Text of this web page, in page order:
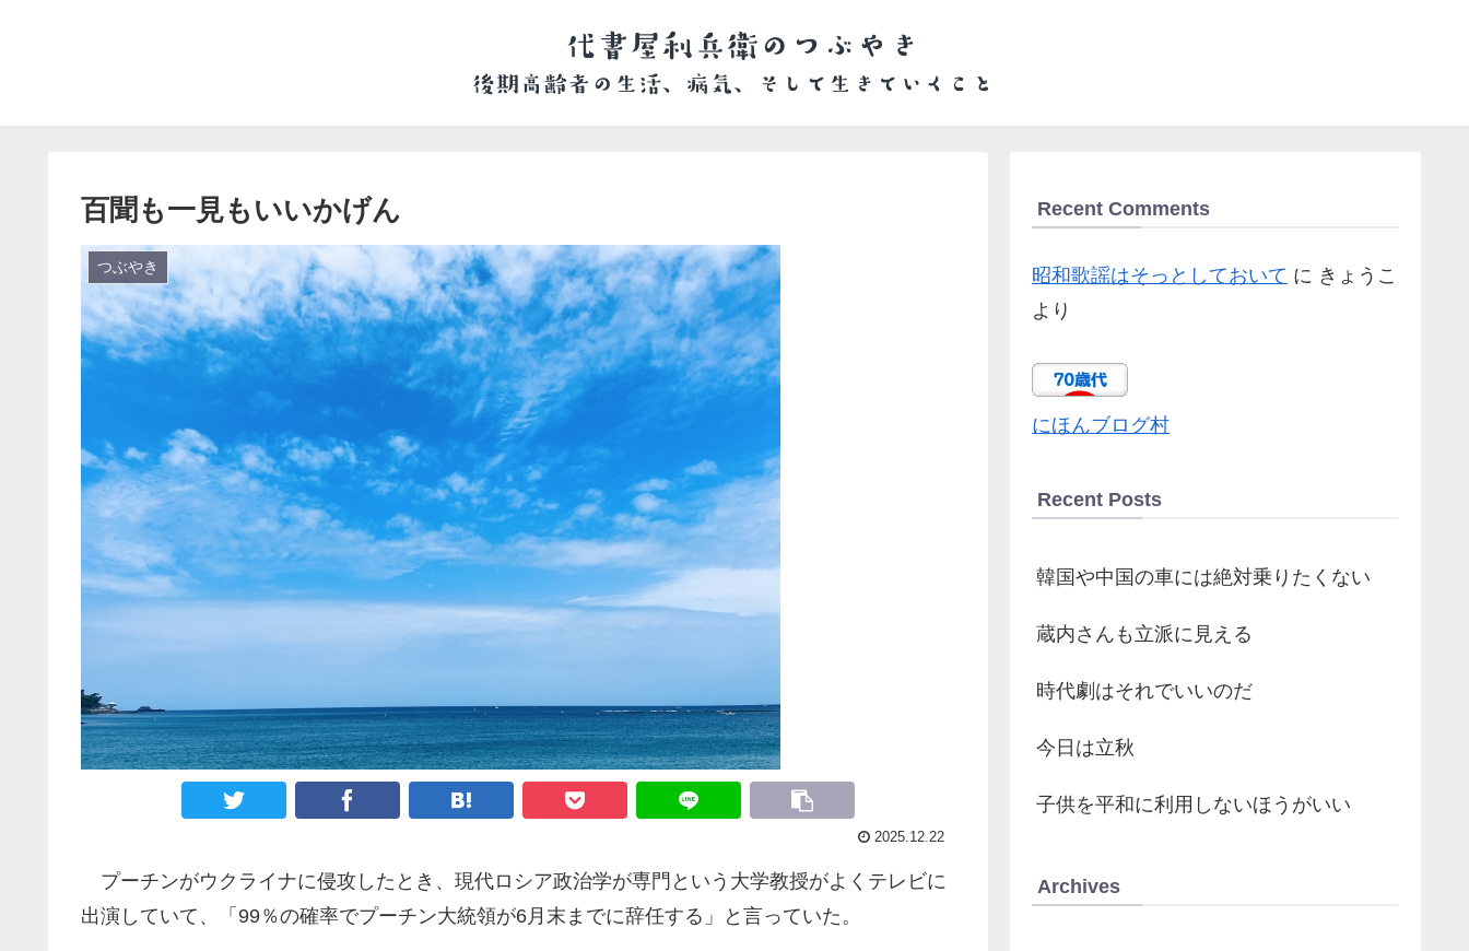
百聞も一見もいいかげん
つぶやき
2025.12.22
プーチンがウクライナに侵攻したとき、現代ロシア政治学が専門という大学教授がよくテレビに
出演していて、「99％の確率でプーチン大統領が6月末までに辞任する」と言っていた。
Recent Comments
昭和歌謡はそっとしておいて に きょうこ
より
にほんブログ村
Recent Posts
韓国や中国の車には絶対乗りたくない
蔵内さんも立派に見える
時代劇はそれでいいのだ
今日は立秋
子供を平和に利用しないほうがいい
Archives